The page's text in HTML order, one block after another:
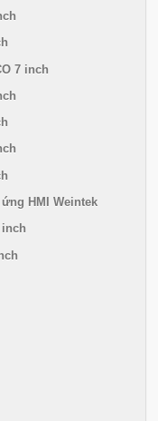
7 inch
HMI Weintek
inch